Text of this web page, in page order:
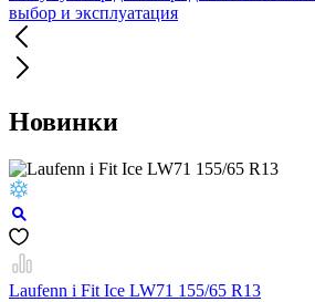
выбор и эксплуатация
Новинки
Laufenn i Fit Ice LW71 155/65 R13